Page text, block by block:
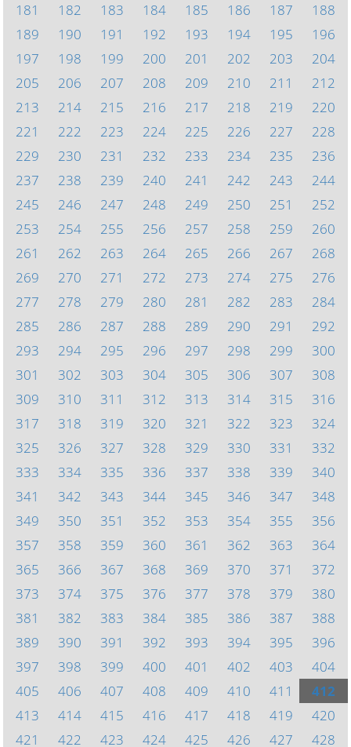
181
182 183 184 185 186 187
188
189
190 191 192 193 194 195
196
197
198 199 200 201 202 203
204
205
206 207 208 209 210 211
212
213
214 215 216 217 218 219
220
221
222 223 224 225 226 227
228
229
230 231 232 233 234 235
236
237
238 239 240 241 242 243
244
245
246 247 248 249 250 251
252
253
254 255 256 257 258 259
260
261
262 263 264 265 266 267
268
269
270 271 272 273 274 275
276
277
278 279 280 281 282 283
284
285
286 287 288 289 290 291
292
293
294 295 296 297 298 299
300
301
302 303 304 305 306 307
308
309
310 311 312 313 314 315
316
317
318 319 320 321 322 323
324
325
326 327 328 329 330 331
332
333
334 335 336 337 338 339
340
341
342 343 344 345 346 347
348
349
350 351 352 353 354 355
356
357
358 359 360 361 362 363
364
365
366 367 368 369 370 371
372
373
374 375 376 377 378 379
380
381
382 383 384 385 386 387
388
389
390 391 392 393 394 395
396
397
398 399 400 401 402 403
404
405
406 407 408 409 410 411
412
413
414 415 416 417 418 419
420
421
422 423 424 425 426 427 428